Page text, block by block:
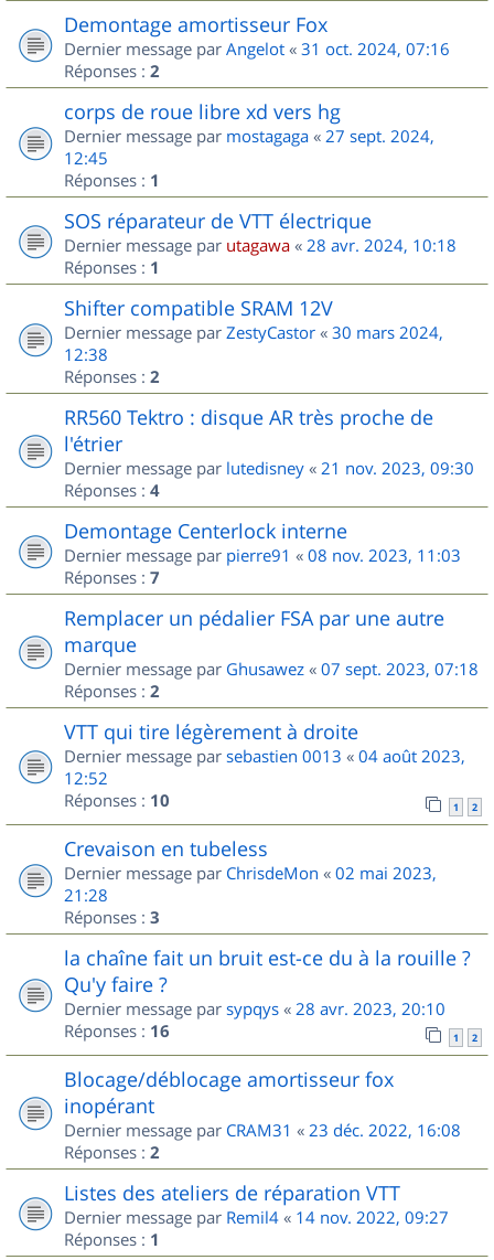
Demontage amortisseur Fox
Dernier message par Angelot « 31 oct. 2024, 07:16
Réponses : 2
corps de roue libre xd vers hg
Dernier message par mostagaga « 27 sept. 2024,
12:45
Réponses : 1
SOS réparateur de VTT électrique
Dernier message par utagawa « 28 avr. 2024, 10:18
Réponses : 1
Shifter compatible SRAM 12V
Dernier message par ZestyCastor « 30 mars 2024,
12:38
Réponses : 2
RR560 Tektro : disque AR très proche de
l'étrier
Dernier message par lutedisney « 21 nov. 2023, 09:30
Réponses : 4
Demontage Centerlock interne
Dernier message par pierre91 « 08 nov. 2023, 11:03
Réponses : 7
Remplacer un pédalier FSA par une autre
marque
Dernier message par Ghusawez « 07 sept. 2023, 07:18
Réponses : 2
VTT qui tire légèrement à droite
Dernier message par sebastien 0013 « 04 août 2023,
12:52
Réponses : 10 1 2
Crevaison en tubeless
Dernier message par ChrisdeMon « 02 mai 2023,
21:28
Réponses : 3
la chaîne fait un bruit est-ce du à la rouille ?
Qu'y faire ?
Dernier message par sypqys « 28 avr. 2023, 20:10
Réponses : 16 1 2
Blocage/déblocage amortisseur fox
inopérant
Dernier message par CRAM31 « 23 déc. 2022, 16:08
Réponses : 2
Listes des ateliers de réparation VTT
Dernier message par Remil4 « 14 nov. 2022, 09:27
Réponses : 1